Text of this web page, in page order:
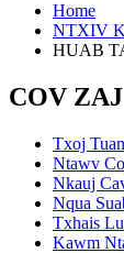
Home
NTXIV
HUAB
COV ZAJ
Txoj
Ntawv
Nkauj
Nqua
Txhais
Kawm